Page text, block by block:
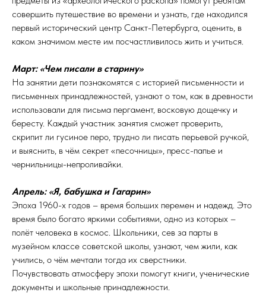
совершить путешествие во времени и узнать, где находился
первый исторический центр Санкт-Петербурга, оценить, в
каком значимом месте им посчастливилось жить и учиться.
Март: «Чем писали в старину»
На занятии дети познакомятся с историей письменности и
письменных принадлежностей, узнают о том, как в древности
использовали для письма пергамент, восковую дощечку и
бересту. Каждый участник занятия сможет проверить,
скрипит ли гусиное перо, трудно ли писать перьевой ручкой,
и выяснить, в чём секрет «песочницы», пресс-папье и
чернильницы-непроливайки.
Апрель: «Я, бабушка и Гагарин»
Эпоха 1960-х годов – время больших перемен и надежд. Это
время было богато яркими событиями, одно из которых –
полёт человека в космос. Школьники, сев за парты в
музейном классе советской школы, узнают, чем жили, как
учились, о чём мечтали тогда их сверстники.
Почувствовать атмосферу эпохи помогут книги, ученические
документы и школьные принадлежности.